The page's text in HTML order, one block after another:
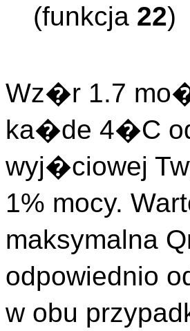
(funkcja 22)
Wz�r 1.7
ka�de 4�C
wyj�ciowej
1% mocy.
maksymalna
odpowiednio
w obu